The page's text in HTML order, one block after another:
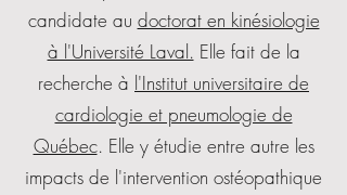
candidate au doctorat en kinésiologie
à l'Université Laval. Elle fait de la
recherche à l'Institut universitaire de
cardiologie et pneumologie de
Québec. Elle y étudie entre autre les
impacts de l'intervention ostéopathique